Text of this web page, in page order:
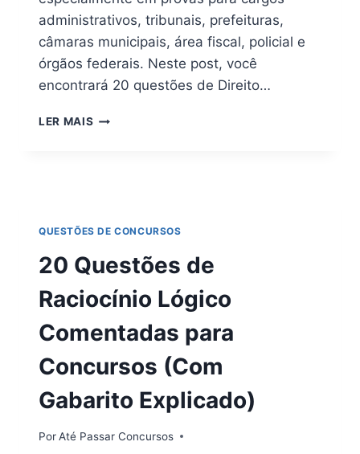
administrativos, tribunais, prefeituras,
câmaras municipais, área fiscal, policial e
órgãos federais. Neste post, você
encontrará 20 questões de Direito…
LER MAIS DIREITO
E
COMENTADAS
QUESTÕES DE CONCURSOS
20 Questões de
Raciocínio Lógico
Comentadas para
Concursos (Com
Gabarito Explicado)
PorAté Passar Concursos